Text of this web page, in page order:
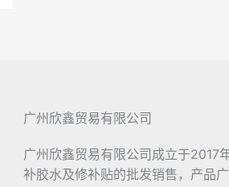
广州欣鑫贸易有限公司
广州欣鑫贸易有限公司成立于2017
补胶水及修补贴的批发销售，产品